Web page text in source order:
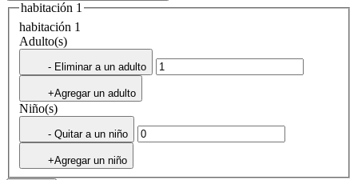
habitación 1
habitación 1
Adulto(s)
- Eliminar a un adulto
+Agregar un adulto
Niño(s)
- Quitar a un niño
+Agregar un niño